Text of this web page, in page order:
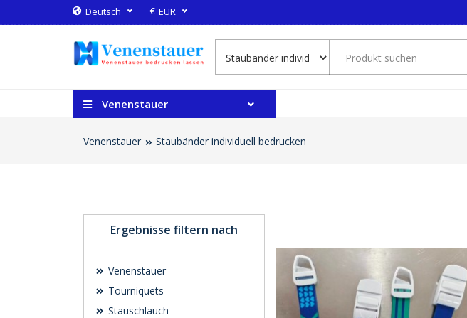
Deutsch € EUR
Venenstauer
Venenstauer Staubänder individuell bedrucken
Ergebnisse filtern nach
Venenstauer
Tourniquets
Stauschlauch